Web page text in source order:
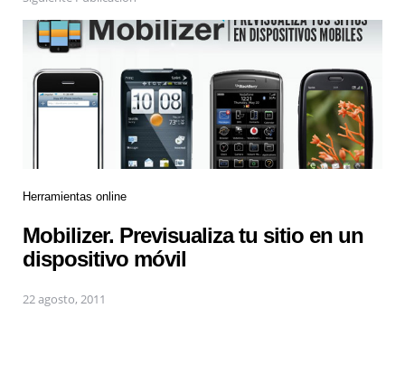
Herramientas online
Mobilizer. Previsualiza tu sitio en un
dispositivo móvil
22 agosto, 2011